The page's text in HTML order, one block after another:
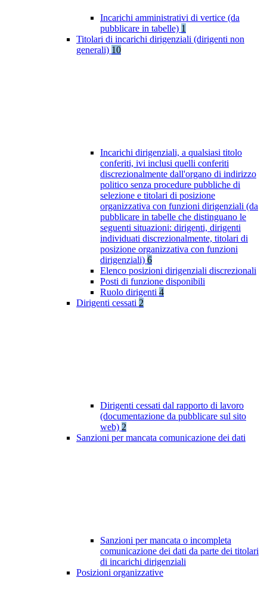
Incarichi amministrativi di vertice (da
pubblicare in tabelle) 1
Titolari di incarichi dirigenziali (dirigenti non
generali) 10
Incarichi dirigenziali, a qualsiasi titolo
conferiti, ivi inclusi quelli conferiti
discrezionalmente dall'organo di indirizzo
politico senza procedure pubbliche di
selezione e titolari di posizione
organizzativa con funzioni dirigenziali (da
pubblicare in tabelle che distinguano le
seguenti situazioni: dirigenti, dirigenti
individuati discrezionalmente, titolari di
posizione organizzativa con funzioni
dirigenziali) 6
Elenco posizioni dirigenziali discrezionali
Posti di funzione disponibili
Ruolo dirigenti 4
Dirigenti cessati 2
Dirigenti cessati dal rapporto di lavoro
(documentazione da pubblicare sul sito
web) 2
Sanzioni per mancata comunicazione dei dati
Sanzioni per mancata o incompleta
comunicazione dei dati da parte dei titolari
di incarichi dirigenziali
Posizioni organizzative